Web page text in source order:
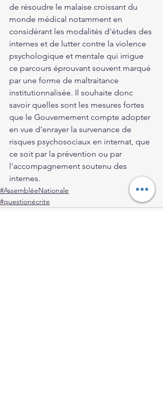
de résoudre le malaise croissant du
monde médical notamment en
considérant les modalités d'études des
internes et de lutter contre la violence
psychologique et mentale qui irrigue
ce parcours éprouvant souvent marqué
par une forme de maltraitance
institutionnalisée. Il souhaite donc
savoir quelles sont les mesures fortes
que le Gouvernement compte adopter
en vue d'enrayer la survenance de
risques psychosociaux en internat, que
ce soit par la prévention ou par
l'accompagnement soutenu des
internes.
#AssembléeNationale
#questionécrite